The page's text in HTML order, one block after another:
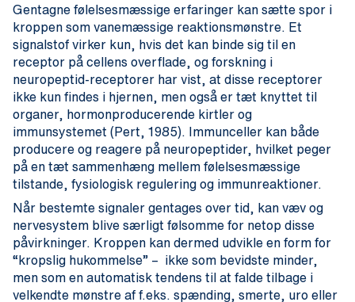
Gentagne følelsesmæssige erfaringer kan sætte spor i
kroppen som vanemæssige reaktionsmønstre. Et
signalstof virker kun, hvis det kan binde sig til en
receptor på cellens overflade, og forskning i
neuropeptid-receptorer har vist, at disse receptorer
ikke kun findes i hjernen, men også er tæt knyttet til
organer, hormonproducerende kirtler og
immunsystemet (Pert, 1985). Immunceller kan både
producere og reagere på neuropeptider, hvilket peger
på en tæt sammenhæng mellem følelsesmæssige
tilstande, fysiologisk regulering og immunreaktioner.
Når bestemte signaler gentages over tid, kan væv og
nervesystem blive særligt følsomme for netop disse
påvirkninger. Kroppen kan dermed udvikle en form for
“kropslig hukommelse” – ikke som bevidste minder,
men som en automatisk tendens til at falde tilbage i
velkendte mønstre af f.eks. spænding, smerte, uro eller